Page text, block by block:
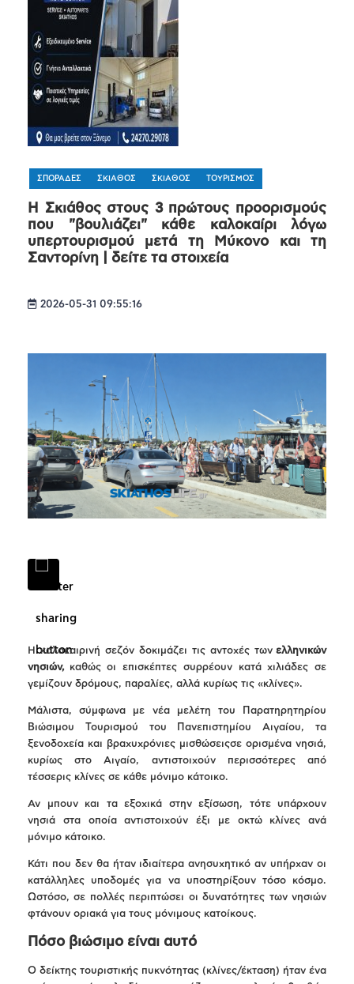
ΣΠΟΡΑΔΕΣ ΣΚΙΑΘΟΣ ΣΚΙΑΘΟΣ ΤΟΥΡΙΣΜΟΣ
H Σκιάθος στους 3 πρώτους προορισμούς
που "βουλιάζει" κάθε καλοκαίρι λόγω
υπερτουρισμού μετά τη Μύκονο και τη
Σαντορίνη | δείτε τα στοιχεία
2026-05-31 09:55:16
Η καλοκαιρινή σεζόν δοκιμάζει τις αντοχές των ελληνικών
νησιών, καθώς οι επισκέπτες συρρέουν κατά χιλιάδες σε
γεμίζουν δρόμους, παραλίες, αλλά κυρίως τις «κλίνες».
Μάλιστα, σύμφωνα με νέα μελέτη του Παρατηρητηρίου
Βιώσιμου Τουρισμού του Πανεπιστημίου Αιγαίου, τα
ξενοδοχεία και βραχυχρόνιες μισθώσειςσε ορισμένα νησιά,
κυρίως στο Αιγαίο, αντιστοιχούν περισσότερες από
τέσσερις κλίνες σε κάθε μόνιμο κάτοικο.
Αν μπουν και τα εξοχικά στην εξίσωση, τότε υπάρχουν
νησιά στα οποία αντιστοιχούν έξι με οκτώ κλίνες ανά
μόνιμο κάτοικο.
Κάτι που δεν θα ήταν ιδιαίτερα ανησυχητικό αν υπήρχαν οι
κατάλληλες υποδομές για να υποστηρίξουν τόσο κόσμο.
Ωστόσο, σε πολλές περιπτώσει οι δυνατότητες των νησιών
φτάνουν οριακά για τους μόνιμους κατοίκους.
Πόσο βιώσιμο είναι αυτό
Ο δείκτης τουριστικής πυκνότητας (κλίνες/έκταση) ήταν ένα